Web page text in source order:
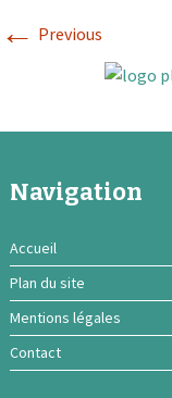
← Previous
Navigation
Accueil
Plan du site
Mentions légales
Contact